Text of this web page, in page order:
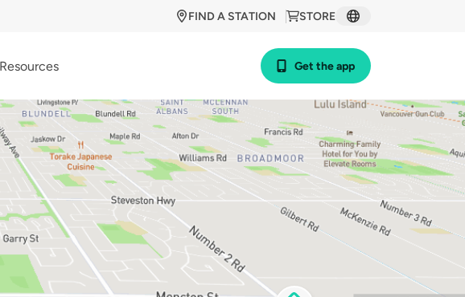
STORE
FIND A STATION
Resources Get the app